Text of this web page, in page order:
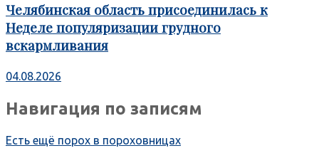
Челябинская область присоединилась к
Неделе популяризации грудного
вскармливания
04.08.2026
Навигация по записям
Есть ещё порох в пороховницах